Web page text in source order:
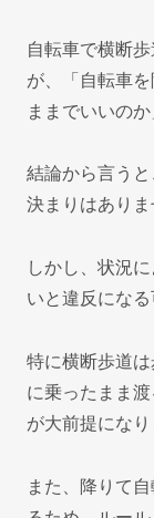
自転車で横断
が、「自転車
ままでいいのか
結論から言う
決まりはありま
しかし、状況
いと違反にな
特に横断歩道
に乗ったまま
が大前提になり
また、降りて